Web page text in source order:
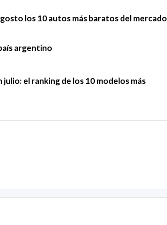
los 10 autos más baratos del mercado
argentino
el ranking de los 10 modelos más